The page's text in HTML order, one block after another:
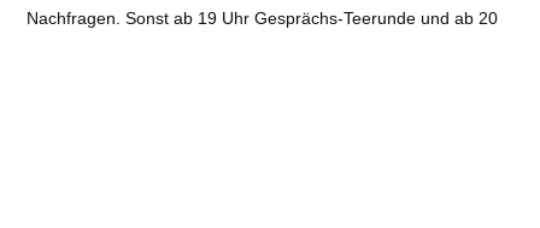
Nachfragen. Sonst ab 19 Uhr Gesprächs-Teerunde und ab 20